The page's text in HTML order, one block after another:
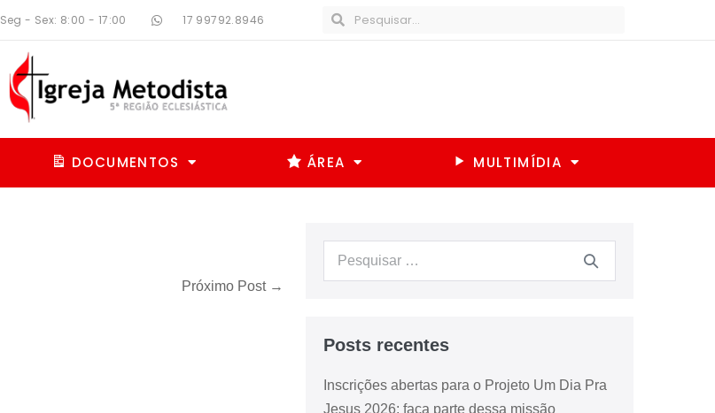
Seg - Sex: 8:00 - 17:00 17 99792.8946
DOCUMENTOS ÁREA MULTIMÍDIA
Próximo Post →
Posts recentes
Inscrições abertas para o Projeto Um Dia Pra
Jesus 2026: faça parte dessa missão